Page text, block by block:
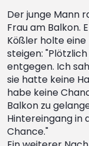
Der junge Mann
Frau am Balkon.
Kößler holte
steigen:
entgegen. Ich
sie hatte keine
habe keine
Balkon zu
Hintereingang in
Chance."